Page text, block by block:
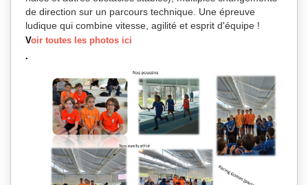
de direction sur un parcours technique. Une épreuve
ludique qui combine vitesse, agilité et esprit d'équipe !
Voir toutes les photos ici
.